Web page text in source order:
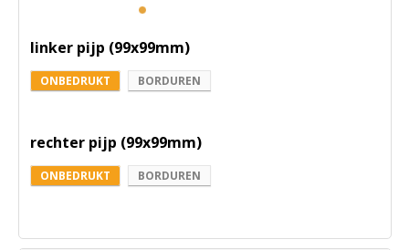
linker pijp (99x99mm)
ONBEDRUKT BORDUREN
rechter pijp (99x99mm)
ONBEDRUKT BORDUREN